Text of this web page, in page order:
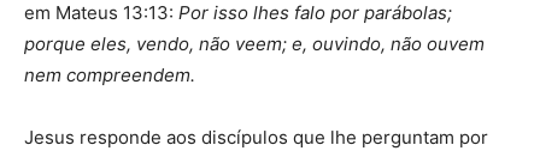
em Mateus 13:13: Por isso lhes falo por parábolas;
porque eles, vendo, não veem; e, ouvindo, não ouvem
nem compreendem.
Jesus responde aos discípulos que lhe perguntam por